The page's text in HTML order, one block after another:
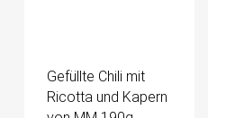
Gefüllte Chili mit
Ricotta und Kapern